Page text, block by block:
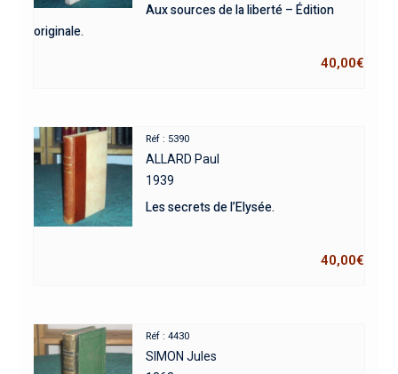
Aux sources de la liberté – Édition
originale.
40,00€
Réf : 5390
ALLARD Paul
1939
Les secrets de l’Elysée.
40,00€
Réf : 4430
SIMON Jules